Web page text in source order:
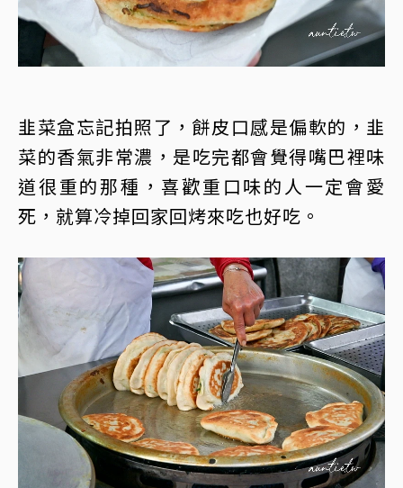
韭菜盒忘記拍照了，餅皮口感是偏軟的，韭
菜的香氣非常濃，是吃完都會覺得嘴巴裡味
道很重的那種，喜歡重口味的人一定會愛
死，就算冷掉回家回烤來吃也好吃。